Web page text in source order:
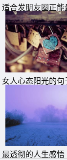
11、感情跟工作
适合发朋友圈正
励志短
女人心态阳光的
局大的
最透彻的人生感